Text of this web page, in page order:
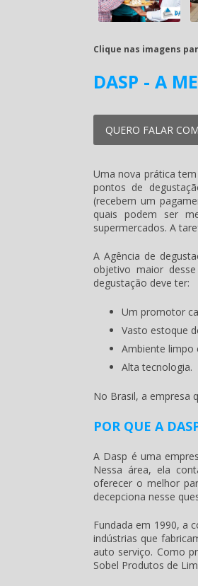
Clique nas imagens
DASP - A
QUERO FALAR
Uma nova prática
pontos de
(recebem um
quais podem ser
supermercados. A
AAgência de
objetivo maior
degustação deve ter:
Um promotor
Vasto estoque
Ambiente limpo
Alta tecnologia.
No Brasil, a empresa
POR QUE A
A Dasp é uma
Nessa área, ela
oferecer o melhor
decepciona nesse
Fundada em 1990, a
indústrias que
auto serviço. Como
Sobel Produtos de